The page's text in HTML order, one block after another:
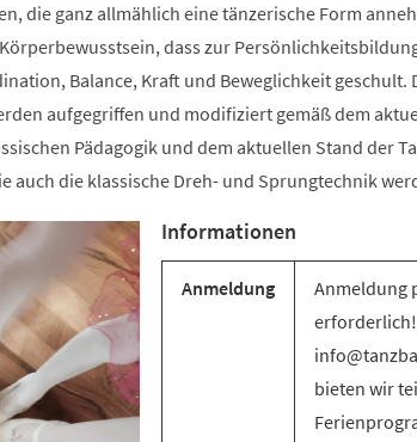
die ganz allmählich eine tänzerische Form
dass zur
Balance, Kraft und Beweglichkeit geschult.
aufgegriffen und modifiziert gemäß dem
Pädagogik und dem aktuellen Stand der
auch die klassische Dreh- und Sprungtechnik
Informationen
Anmeldung
Anmeldung
bieten wir